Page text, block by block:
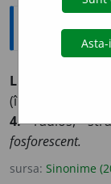
Sinonime
LUMIN
(înv. și reg.)
4.radios,
fosforescent.
sursa: Sinonime